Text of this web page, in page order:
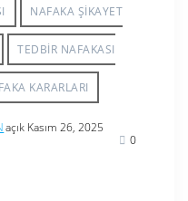
NAFAKA ŞIKAYET
TEDBIR NAFAKASI
KARARLARI
açık Kasım 26, 2025
0